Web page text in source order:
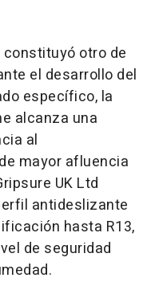
otro de
el desarrollo del
específico, la
alcanza una
al
mayor afluencia
UK Ltd
antideslizante
hasta R13,
de seguridad